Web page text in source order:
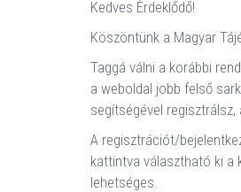
Kedves Érdeklődő!
Köszöntünk a Magyar
Taggá válni a korábbi
a weboldal jobb felső
segítségével
A regisztrációt/
kattintva választható ki a
lehetséges.